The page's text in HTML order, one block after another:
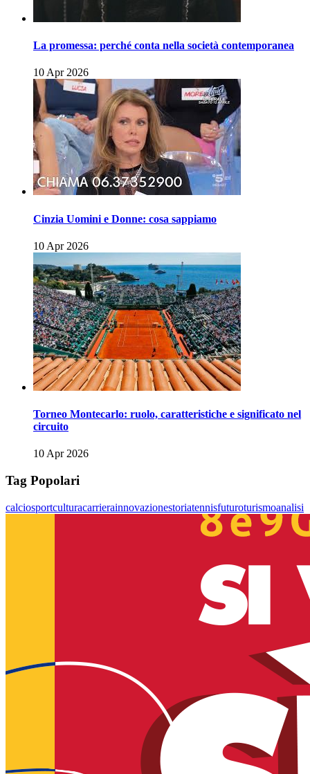
La promessa: perché conta nella società contemporanea
10 Apr 2026
Cinzia Uomini e Donne: cosa sappiamo
10 Apr 2026
Torneo Montecarlo: ruolo, caratteristiche e significato nel
circuito
10 Apr 2026
Tag Popolari
calciosportculturacarrierainnovazionestoriatennisfuturoturismoanalisi